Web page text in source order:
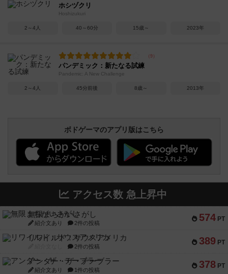
ホシヅクリ
Hoshizukuri
2～4人 40～60分 15歳～ 2023年
パンデミック：新たなる試練
Pandemic: A New Challenge
2～4人 45分前後 8歳～ 2013年
ボドゲーマのアプリ版はこちら
アクセス数 急上昇中
574 PT
無限まちがいさがし
紹介文あり 2件の投稿
389 PT
リワイルド：サウスアメリカ
2件の投稿
378 PT
アンダー・ザ・テーブラー
紹介文あり 1件の投稿